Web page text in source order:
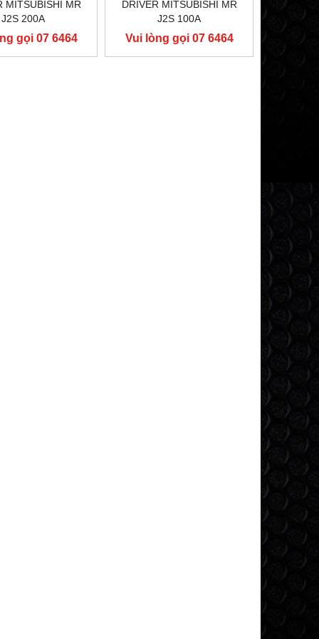
MITSUBISHI MR
J2S 200A
gọi 07 6464
9556
DRIVER MITSUBISHI MR
J2S 100A
Vui lòng gọi 07 6464
9556